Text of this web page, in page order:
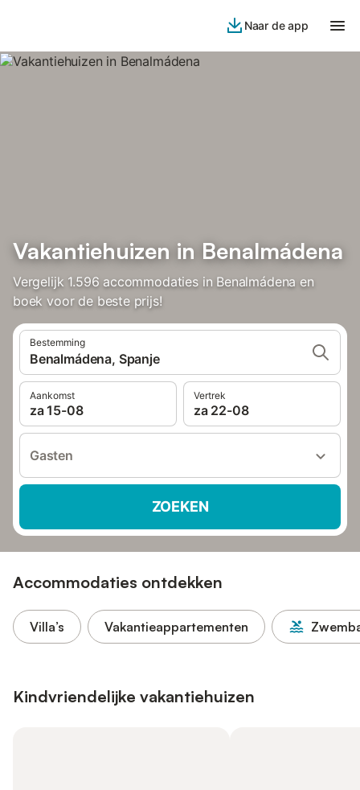
Naar de app
Vakantiehuizen in Benalmádena
Vergelijk 1.596 accommodaties in Benalmádena en
boek voor de beste prijs!
Bestemming
Benalmádena, Spanje
Aankomst
za 15-08
Vertrek
za 22-08
Gasten
ZOEKEN
Accommodaties ontdekken
Villa’s Vakantieappartementen
Kindvriendelijke vakantiehuizen